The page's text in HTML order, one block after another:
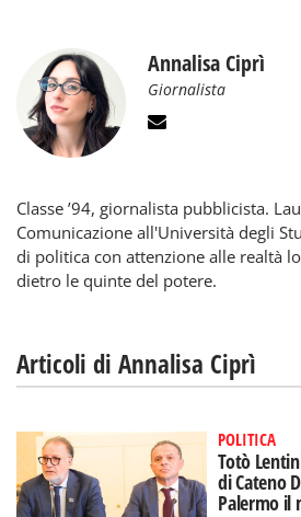
Annalisa Ciprì
Giornalista
Classe ’94, giornalista pubblicista.
Comunicazione all'Università degli
di politica con attenzione alle realtà
dietro le quinte del potere.
Articoli di Annalisa Ciprì
POLITICA
Totò
di Cateno
Palermo il